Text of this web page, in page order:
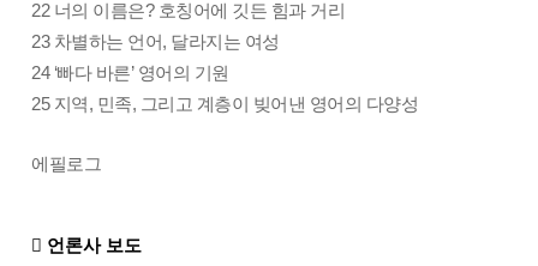
22 너의 이름은? 호칭어에 깃든 힘과 거리
23 차별하는 언어, 달라지는 여성
24 ‘빠다 바른’ 영어의 기원
25 지역, 민족, 그리고 계층이 빚어낸 영어의 다양성
에필로그
 언론사 보도